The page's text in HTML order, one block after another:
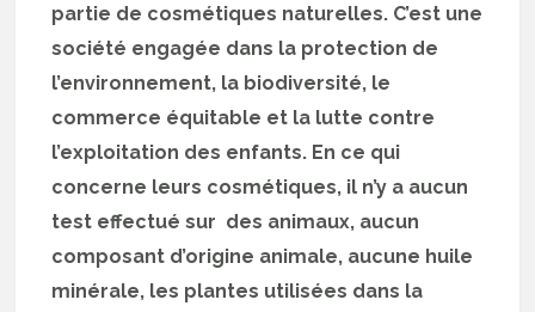
partie de cosmétiques naturelles. C’est une
société engagée dans la protection de
l’environnement, la biodiversité, le
commerce équitable et la lutte contre
l’exploitation des enfants. En ce qui
concerne leurs cosmétiques, il n’y a aucun
test effectué sur des animaux, aucun
composant d’origine animale, aucune huile
minérale, les plantes utilisées dans la